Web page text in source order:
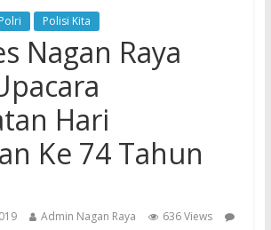
Polisi Kita
Nagan Raya
Hari
Ke 74 Tahun
Admin Nagan Raya
636 Views